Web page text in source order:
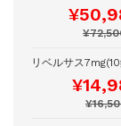
リベルサス